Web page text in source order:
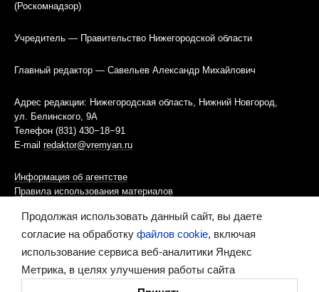
(Роскомнадзор)
Учредитель — Правительство Нижегородской области
Главный редактор — Савельев Александр Михайлович
Адрес редакции: Нижегородская область, Нижний Новгород,
ул. Белинского, 9А
Телефон (831) 430−18−91
E-mail redaktor@vremyan.ru
Информация об агентстве
Правила использования материалов
Информационная политика использования «cookies»-файлов
Ресурс содержит материалы 16+
Продолжая использовать данный сайт, вы даете
согласие на обработку файлов cookie, включая
использование сервиса веб-аналитики Яндекс
Метрика, в целях улучшения работы сайта